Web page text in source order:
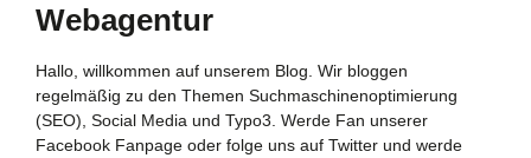
Webagentur
Hallo, willkommen auf unserem Blog. Wir bloggen
regelmäßig zu den Themen Suchmaschinenoptimierung
(SEO), Social Media und Typo3. Werde Fan unserer
Facebook Fanpage oder folge uns auf Twitter und werde